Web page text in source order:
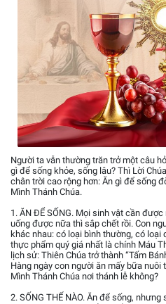
Người ta vẫn thường trăn trở một câu
gì để sống khỏe, sống lâu? Thì Lời
chân trời cao rộng hơn: Ăn gì để sống
Mình Thánh Chúa.
1. ĂN ĐỂ SỐNG. Mọi sinh vật cần
uống được nữa thì sắp chết rồi. Con
khác nhau: có loại bình thường, có loại
thực phẩm quý giá nhất là chính Máu
lịch sử: Thiên Chúa trở thành “Tấm
Hàng ngày con người ăn mấy bữa
Mình Thánh Chúa nơi thánh lễ không?
2. SỐNG THẾ NÀO. Ăn để sống,